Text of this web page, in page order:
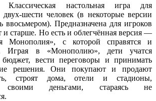
Классическая настольная игра для
шести человек (в некоторые версии
ввосьмером). Предназначена для игроков
и старше. Но есть и облегчённая версия —
Монополия», с которой справятся и
Играя в «Монополию», дети учатся
бюджет, вести переговоры и принимать
решения. Они покупают и продают
строят дома, отели и стадионы,
своими деньгами, стараясь не